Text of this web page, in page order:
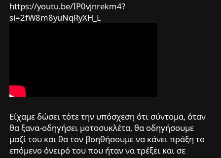
https://youtu.be/IP0vjnrekm4?
si=2fW8m8yuNqRyXH_L
Είχαμε δώσει τότε την υπόσχεση ότι σύντομα, όταν
θα ξανα-οδηγήσει μοτοσυκλέτα, θα οδηγήσουμε
μαζί του και θα τον βοηθήσουμε να κάνει πράξη το
επόμενο όνειρό του που ήταν να τρέξει και σε